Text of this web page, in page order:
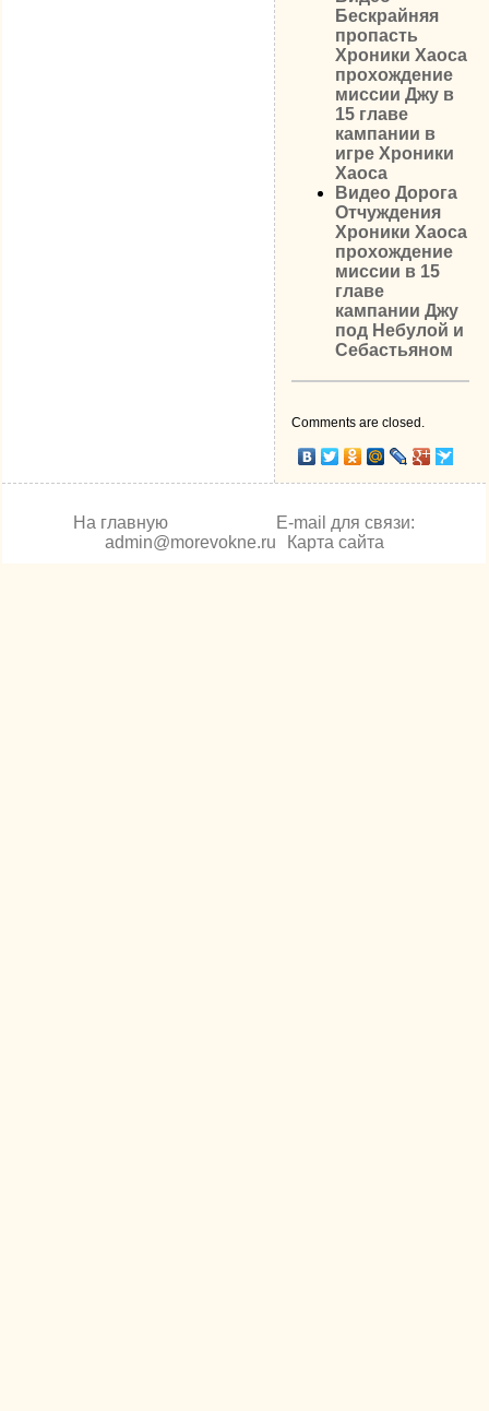
Бескрайняя
пропасть
Хроники Хаоса
прохождение
миссии Джу в
15 главе
кампании в
игре Хроники
Хаоса
Видео Дорога
Отчуждения
Хроники Хаоса
прохождение
миссии в 15
главе
кампании Джу
под Небулой и
Себастьяном
Comments are closed.
На главную
E-mail для связи:
admin@morevokne.ru
Карта сайта